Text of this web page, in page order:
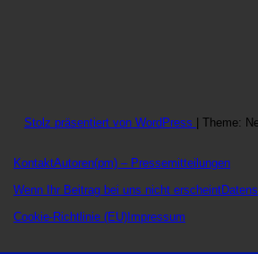
Stolz präsentiert von WordPress Theme:
KontaktAutoren(pm) – Pressemitteilungen
Wenn Ihr Beitrag bei uns nicht erscheint
Cookie-Richtlinie (EU) Impressum